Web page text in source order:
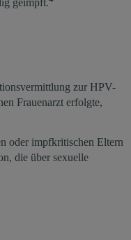
geimpft.
zur HPV-
Frauenarzt erfolgte,
oder impfkritischen Eltern
die über sexuelle